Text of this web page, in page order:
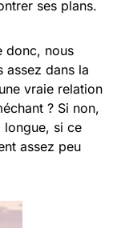
ses plans.
donc, nous
dans la
vraie relation
? Si non,
longue, si ce
assez peu